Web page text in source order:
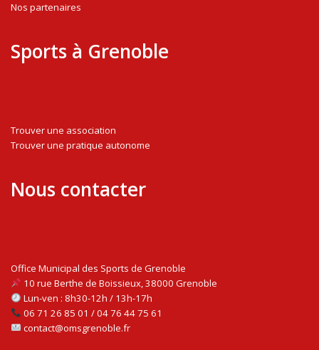
Nos partenaires
Sports à Grenoble
Trouver une association
Trouver une pratique autonome
Nous contacter
Office Municipal des Sports de Grenoble
10 rue Berthe de Boissieux, 38000 Grenoble
Lun-ven : 8h30-12h / 13h-17h
06 71 26 85 01 / 04 76 44 75 61
contact@omsgrenoble.fr